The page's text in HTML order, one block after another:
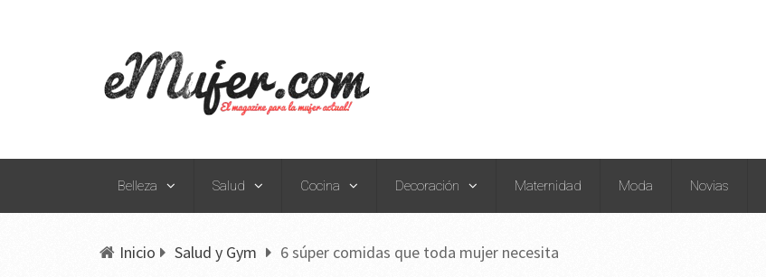
Belleza Salud Cocina Decoración Maternidad Moda Novias
Inicio Salud y Gym 6 súper comidas que toda mujer necesita